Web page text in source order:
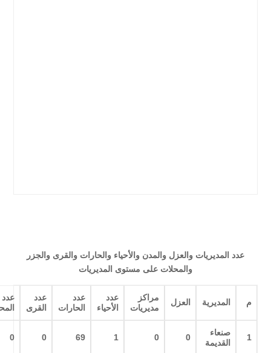
عدد المديريات والعزل والمدن والأحياء والحارات والقرى والجزر
والمحلات على مستوى المديريات
م المديرية العزل
مراكز
مديريات
عدد
الأحياء
عدد
الحارات
عدد
القرى
عدد
1
صنعاء
القديمة
0
0
1
69
0
0